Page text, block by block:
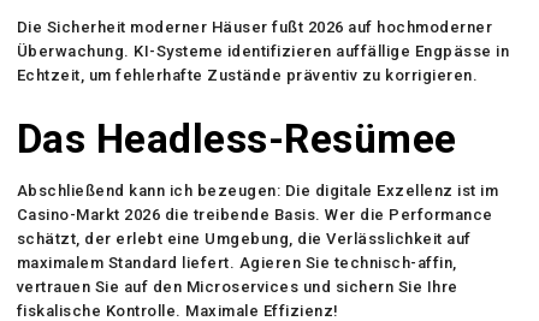
Die Sicherheit moderner Häuser fußt 2026 auf hochmoderner
Überwachung. KI-Systeme identifizieren auffällige Engpässe in
Echtzeit, um fehlerhafte Zustände präventiv zu korrigieren.
Das Headless-Resümee
Abschließend kann ich bezeugen: Die digitale Exzellenz ist im
Casino-Markt 2026 die treibende Basis. Wer die Performance
schätzt, der erlebt eine Umgebung, die Verlässlichkeit auf
maximalem Standard liefert. Agieren Sie technisch-affin,
vertrauen Sie auf den Microservices und sichern Sie Ihre
fiskalische Kontrolle. Maximale Effizienz!